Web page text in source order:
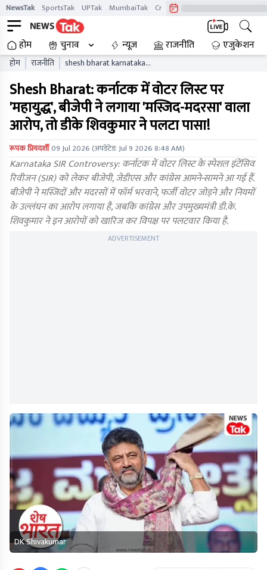
NewsTak SportsTak UPTak MumbaiTak CrimeTak
होम चुनाव न्यूज़ राजनीति एजुकेशन
होम राजनीति
shesh bharat karnataka
bjp vs congress dk
shivakumar election
commission ntytgc
Shesh Bharat: कर्नाटक में वोटर लिस्ट पर
'महायुद्ध', बीजेपी ने लगाया 'मस्जिद-मदरसा' वाला
आरोप, तो डीके शिवकुमार ने पलटा पासा!
रूपक प्रियदर्शी09 Jul 2026(अपडेटेड:Jul 9 2026 8:48 AM)
Karnataka SIR Controversy: कर्नाटक में वोटर लिस्ट के स्पेशल इंटेंसिव
रिवीजन (SIR) को लेकर बीजेपी, जेडीएस और कांग्रेस आमने-सामने आ गई हैं.
बीजेपी ने मस्जिदों और मदरसों में फॉर्म भरवाने, फर्जी वोटर जोड़ने और नियमों
के उल्लंघन का आरोप लगाया है, जबकि कांग्रेस और उपमुख्यमंत्री डी.के.
शिवकुमार ने इन आरोपों को खारिज कर विपक्ष पर पलटवार किया है.
ADVERTISEMENT
DK Shivakumar